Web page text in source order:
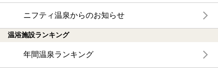
ニフティ温泉からのお知らせ
温浴施設ランキング
年間温泉ランキング